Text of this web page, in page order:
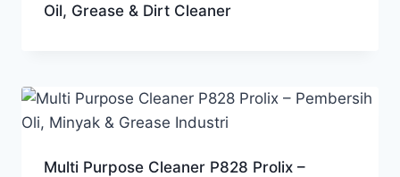
Oil, Grease & Dirt Cleaner
Multi Purpose Cleaner P828 Prolix –